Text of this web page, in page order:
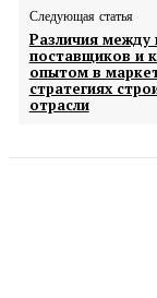
Следующая статья
Различия между
поставщиков и
опытом в
стратегиях
отрасли